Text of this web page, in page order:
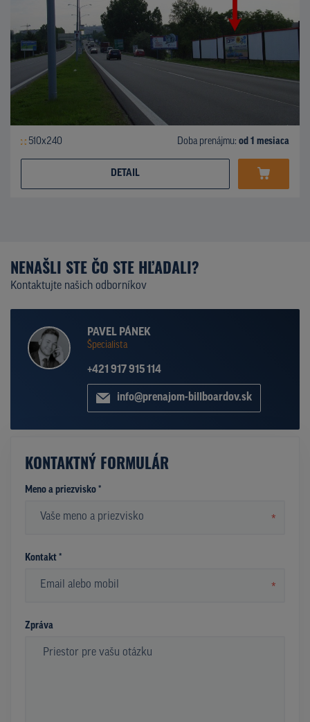
510x240 Doba prenájmu: od 1 mesiaca
DETAIL
NENAŠLI STE ČO STE HĽADALI?
Kontaktujte našich odborníkov
PAVEL PÁNEK
Špecialista
+421 917 915 114
info@prenajom-billboardov.sk
KONTAKTNÝ FORMULÁR
Meno a priezvisko *
*
Kontakt *
*
Zpráva